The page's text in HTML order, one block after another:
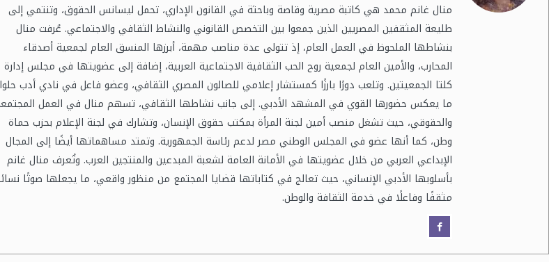
منال غانم محمد هي كاتبة مصرية وقاصة وباحثة في القانون الإداري، تحمل ليسانس الحقوق، وتنتمي إلى
طليعة المثقفين المصريين الذين جمعوا بين التخصص القانوني والنشاط الثقافي والاجتماعي. عُرفت منال
بنشاطها الملحوظ في العمل العام، إذ تتولى عدة مناصب مهمة، أبرزها المنسق العام لجمعية أصدقاء
المحارب، والأمين العام لجمعية روح الحب الثقافية الاجتماعية العربية، إضافة إلى عضويتها في مجلس إدارة
كلتا الجمعيتين. وتلعب دورًا بارزًا كمستشار إعلامي للصالون المصري الثقافي، وعضو فاعل في نادي أدب
ما يعكس حضورها القوي في المشهد الأدبي. إلى جانب نشاطها الثقافي، تسهم منال في العمل
والحقوقي، حيث تشغل منصب أمين لجنة المرأة بمكتب حقوق الإنسان، وتشارك في لجنة الإعلام بحزب حماة
وطن، كما أنها عضو في المجلس الوطني مصر لدعم رئاسة الجمهورية. وتمتد مساهماتها أيضًا إلى المجال
الإبداعي العربي من خلال عضويتها في الأمانة العامة لشعبة المبدعين والمنتجين العرب. وتُعرف منال غانم
بأسلوبها الأدبي الإنساني، حيث تعالج في كتاباتها قضايا المجتمع من منظور واقعي، ما يجعلها صوتًا
مثقفًا وفاعلًا في خدمة الثقافة والوطن.